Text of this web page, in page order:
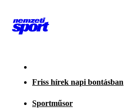
Friss hírek napi bontásban
Sportműsor